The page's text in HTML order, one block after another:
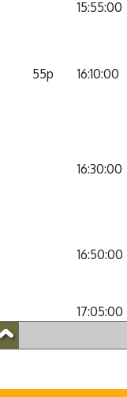
15:55:00
55p 16:10:00
16:30:00
16:50:00
17:05:00